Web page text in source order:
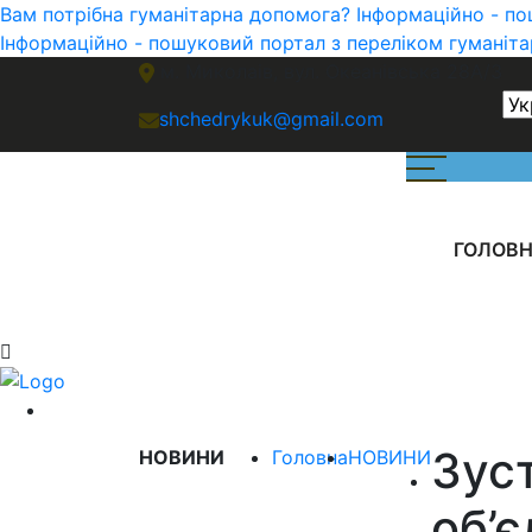
Вам потрібна гуманітарна допомога? Інформаційно -
Інформаційно - пошуковий портал з переліком
shchedrykuk@gmail.com
НОВИНИ ГоловнаНОВИНИ